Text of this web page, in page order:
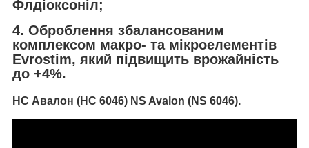
Флдіоксоніл;
4. Оброблення збалансованим
комплексом макро- та мікроелементів
Evrostim, який підвищить врожайність
до +4%.
НС Авалон (НС 6046) NS Avalon (NS 6046).